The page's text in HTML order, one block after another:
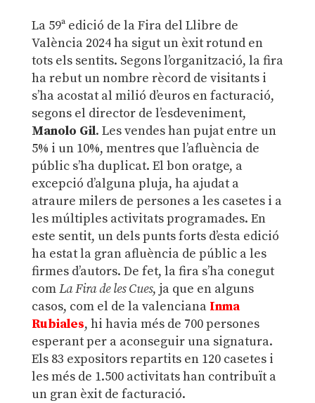
La 59ª edició de la Fira del Llibre de
València 2024 ha sigut un èxit rotund en
tots els sentits. Segons l’organització, la fira
ha rebut un nombre rècord de visitants i
s’ha acostat al milió d’euros en facturació,
segons el director de l’esdeveniment,
Manolo Gil. Les vendes han pujat entre un
5% i un 10%, mentres que l’afluència de
públic s’ha duplicat. El bon oratge, a
excepció d’alguna pluja, ha ajudat a
atraure milers de persones a les casetes i a
les múltiples activitats programades. En
este sentit, un dels punts forts d’esta edició
ha estat la gran afluència de públic a les
firmes d’autors. De fet, la fira s’ha conegut
comLa Fira de les Cues, ja que en alguns
casos, com el de la valenciana Inma
Rubiales, hi havia més de 700 persones
esperant per a aconseguir una signatura.
Els 83 expositors repartits en 120 casetes i
les més de 1.500 activitats han contribuït a
un gran èxit de facturació.